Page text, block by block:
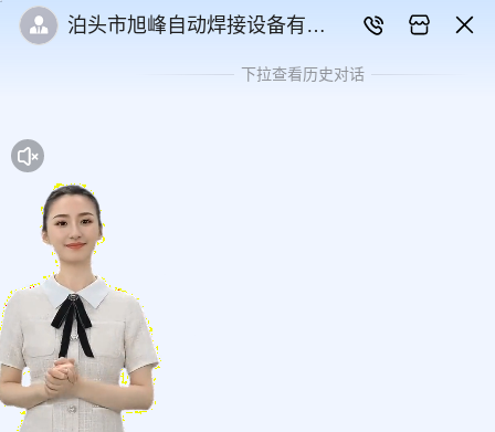
泊头市旭峰自动焊接设备有限
下拉查看历史对话